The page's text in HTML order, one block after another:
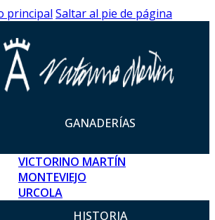
principal Saltar al pie de página
GANADERÍAS
VICTORINO MARTÍN
MONTEVIEJO
URCOLA
HISTORIA